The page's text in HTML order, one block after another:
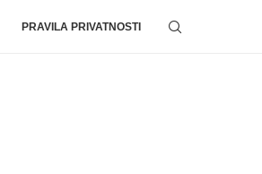
PRAVILA PRIVATNOSTI